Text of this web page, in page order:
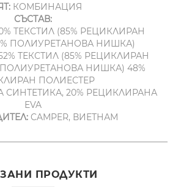
КОМБИНАЦИЯ
СЪСТАВ:
ТЕКСТИЛ (85% РЕЦИКЛИРАН
ПОЛИУРЕТАНОВА НИШКА)
ТЕКСТИЛ (85% РЕЦИКЛИРАН
ПОЛИУРЕТАНОВА НИШКА) 48%
ПОЛИЕСТЕР
СИНТЕТИКА, 20% РЕЦИКЛИРАНА
EVA
CAMPER, ВИЕТНАМ
ПРОДУКТИ